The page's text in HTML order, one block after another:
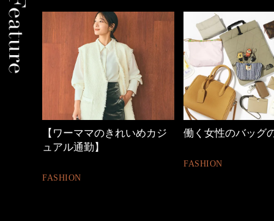
ーママのきれいめカジ
ル通勤】
働く女性のバッグの中身